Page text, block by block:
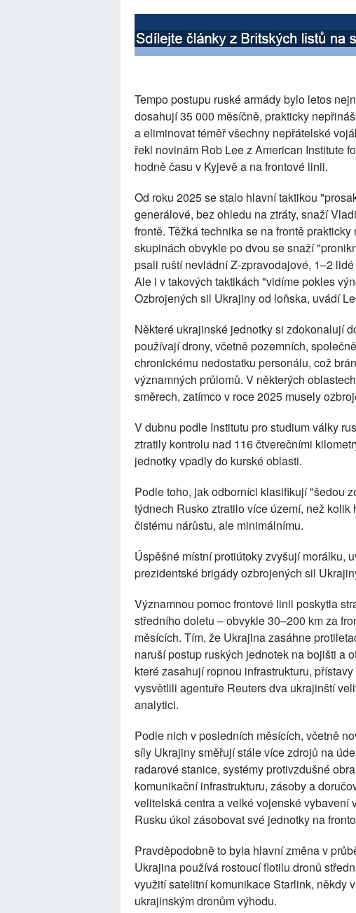
Tempo postupu ruské armády bylo letos
dosahují 35 000 měsíčně, prakticky
a eliminovat téměř všechny nepřátelské
řekl novinám Rob Lee z American Institute
hodně času v Kyjevě a na frontové linii.
Od roku 2025 se stalo hlavní taktikou
generálové, bez ohledu na ztráty, snaží
frontě. Těžká technika se na frontě
skupinách obvykle po dvou se snaží
psali ruští nevládní Z-zpravodajové, 1–2
Ale i v takových taktikách "vidíme pokles
Ozbrojených sil Ukrajiny od loňska, uvádí
Některé ukrajinské jednotky si zdokonalují
používají drony, včetně pozemních,
chronickému nedostatku personálu, což
významných průlomů. V některých
směrech, zatímco v roce 2025 musely
V dubnu podle Institutu pro studium války
ztratily kontrolu nad 116 čtverečními
jednotky vpadly do kurské oblasti.
Podle toho, jak odborníci klasifikují "šedou
týdnech Rusko ztratilo více území, než
čistému nárůstu, ale minimálnímu.
Úspěšné místní protiútoky zvyšují morálku,
prezidentské brigády ozbrojených sil
Významnou pomoc frontové linii poskytla
středního doletu – obvykle 30–200 km za
měsících. Tím, že Ukrajina zasáhne
naruší postup ruských jednotek na bojišti a
které zasahují ropnou infrastrukturu,
vysvětlili agentuře Reuters dva ukrajinští
analytici.
Podle nich v posledních měsících, včetně
síly Ukrajiny směřují stále více zdrojů na
radarové stanice, systémy protivzdušné
komunikační infrastrukturu, zásoby a
velitelská centra a velké vojenské
Rusku úkol zásobovat své jednotky na
Pravděpodobně to byla hlavní změna v
Ukrajina používá rostoucí flotilu dronů
využití satelitní komunikace Starlink, někdy
ukrajinským dronům výhodu.